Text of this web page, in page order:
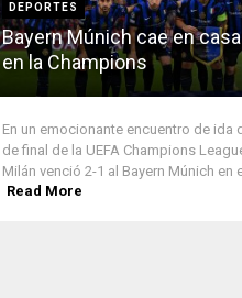
DEPORTES
Bayern Múnich cae en
en la Champions
En un emocionante encuentro de ida
de final de la UEFA Champions
Milán venció 2-1 al Bayern Múnich en
Read More